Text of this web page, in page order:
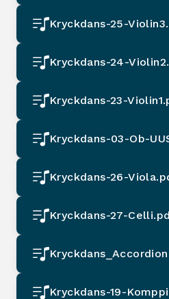
Kryckdans-25-
Kryckdans-24-
Kryckdans-23-
Kryckdans-03-Ob-
Kryckdans-26-
Kryckdans-27-
Kryckdans-19-